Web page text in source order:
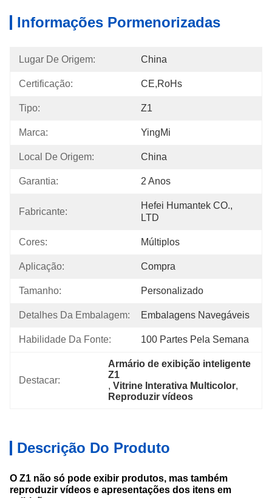
Informações Pormenorizadas
Lugar De Origem: China
Certificação: CE,RoHs
Tipo: Z1
Marca: YingMi
Local De Origem: China
Garantia: 2 Anos
Fabricante:
Hefei Humantek CO.,
LTD
Cores: Múltiplos
Aplicação: Compra
Tamanho: Personalizado
Detalhes Da Embalagem: Embalagens Navegáveis
Habilidade Da Fonte: 100 Partes Pela Semana
Destacar:
Armário de exibição inteligente
Z1
, Vitrine Interativa Multicolor,
Reproduzir vídeos
Descrição Do Produto
O Z1 não só pode exibir produtos, mas também
reproduzir vídeos e apresentações dos itens em